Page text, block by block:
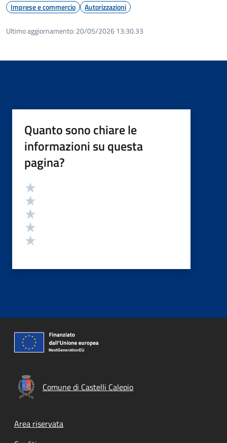
Imprese e commercio Autorizzazioni
Ultimo aggiornamento: 20/05/2026 13:30.33
Quanto sono chiare le
informazioni su questa
pagina?
Valutazione
Comune di Castelli Calepio
Footer menu
Area riservata